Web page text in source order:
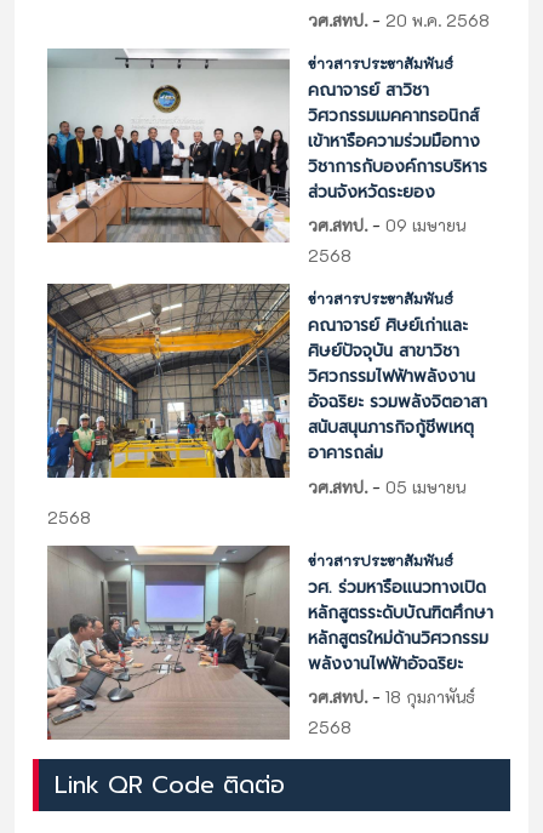
วศ.สทป.- 20 พ.ค. 2568
ข่าวสารประชาสัมพันธ์
คณาจารย์ สาวิชา
วิศวกรรมเมคคาทรอนิกส์
เข้าหารือความร่วมมือทาง
วิชาการกับองค์การบริหาร
ส่วนจังหวัดระยอง
วศ.สทป.-09 เมษายน
2568
ข่าวสารประชาสัมพันธ์
คณาจารย์ ศิษย์เก่าและ
ศิษย์ปัจจุบัน สาขาวิชา
วิศวกรรมไฟฟ้าพลังงาน
อัจฉริยะ รวมพลังจิตอาสา
สนับสนุนภารกิจกู้ชีพเหตุ
อาคารถล่ม
วศ.สทป.-05 เมษายน
2568
ข่าวสารประชาสัมพันธ์
วศ. ร่วมหารือแนวทางเปิด
หลักสูตรระดับบัณฑิตศึกษา
หลักสูตรใหม่ด้านวิศวกรรม
พลังงานไฟฟ้าอัจฉริยะ
วศ.สทป.-18 กุมภาพันธ์
2568
Link QR Code ติดต่อ